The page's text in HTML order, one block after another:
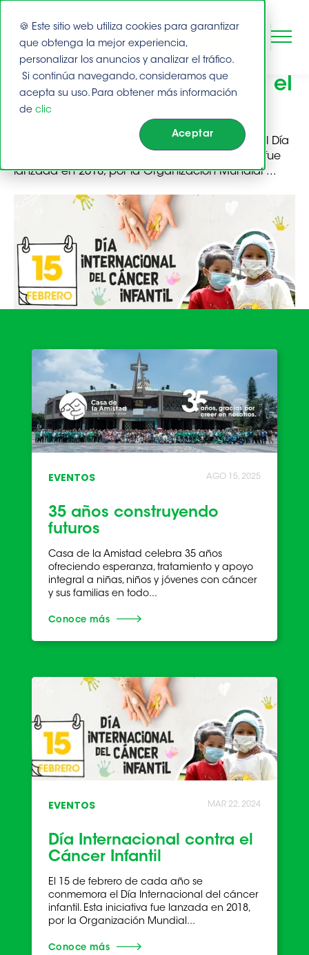
🍪 Este sitio web utiliza cookies para garantizar
que obtenga la mejor experiencia,
personalizar los anuncios y analizar el tráfico.
Si continúa navegando, consideramos que
acepta su uso. Para obtener más información
de clic
Aceptar
DONAR
Este es un campo de búsqueda con una función de
Buscar
No hay sugerencias porque el campo de
Eventos
Día Internacional contra el
Cáncer Infantil
El 15 de febrero de cada año se conmemora el Día
Internacional del cáncer infantil. Esta iniciativa fue
lanzada en 2018, por la Organización Mundial ...
EVENTOS AGO 15, 2025
35 años construyendo
futuros
Casa de la Amistad celebra 35 años
ofreciendo esperanza, tratamiento y apoyo
integral a niñas, niños y jóvenes con cáncer
y sus familias en todo...
Conoce más
EVENTOS MAR 22, 2024
Día Internacional contra el
Cáncer Infantil
El 15 de febrero de cada año se
conmemora el Día Internacional del cáncer
infantil. Esta iniciativa fue lanzada en 2018,
por la Organización Mundial...
Conoce más